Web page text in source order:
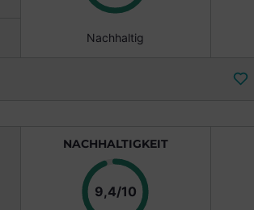
Nachhaltig
NACHHALTIGKEIT
9,4/10Punkte